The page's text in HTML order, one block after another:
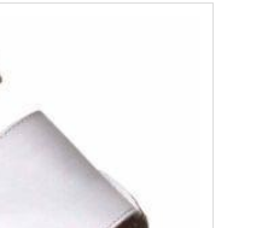
y durabilidad, al mejor
es el ideal,
reñidas, combinan
y tenemos un gran
a la 34. Debes
no son muy
dos número,